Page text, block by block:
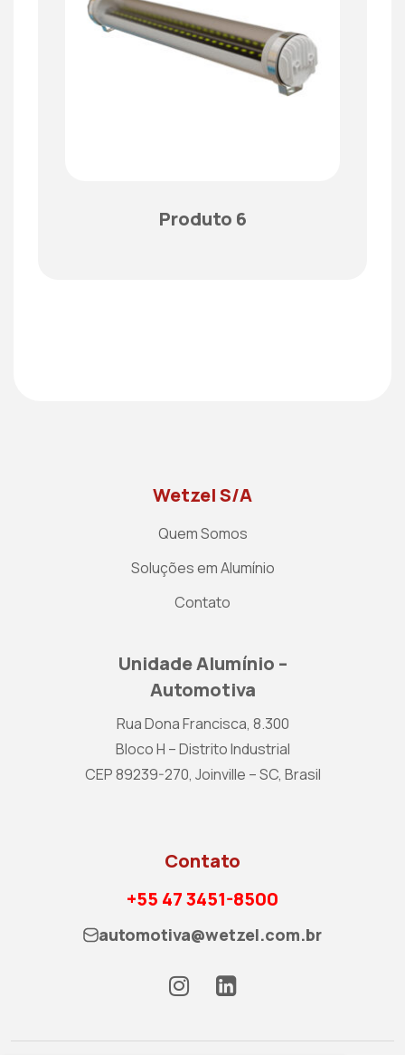
Produto 6
Wetzel S/A
Quem Somos
Soluções em Alumínio
Contato
Unidade Alumínio –
Automotiva
Rua Dona Francisca, 8.300
Bloco H – Distrito Industrial
CEP 89239-270, Joinville – SC, Brasil
Contato
+55 47 3451-8500
automotiva@wetzel.com.br